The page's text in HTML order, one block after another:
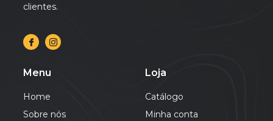
clientes.
Menu
Home
Sobre nós
Loja
Catálogo
Minha conta